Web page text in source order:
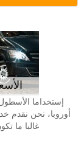
إستخداما
أوروبا، نحن نقدم
غالبا ما تكون أرخص